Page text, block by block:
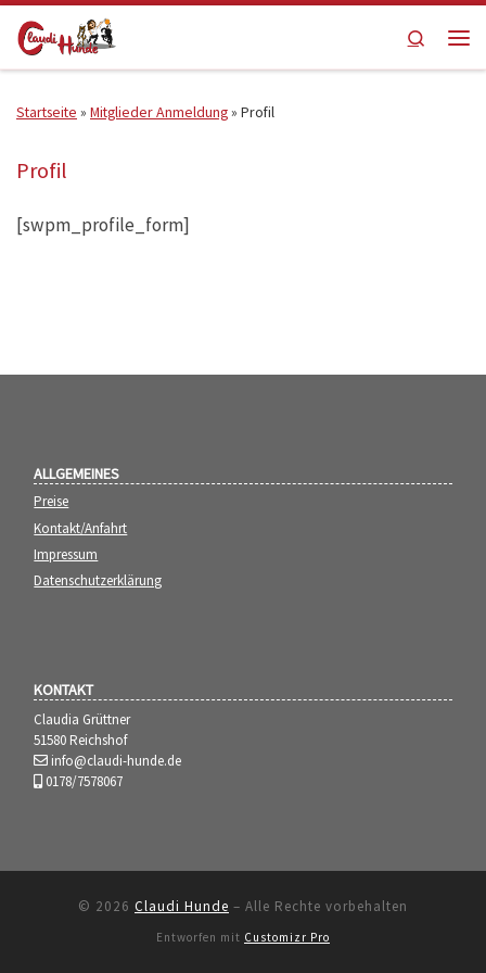
Zum Inhalt springen
Search
Startseite » Mitglieder Anmeldung» Profil
Profil
[swpm_profile_form]
ALLGEMEINES
Preise
Kontakt/Anfahrt
Impressum
Datenschutzerklärung
KONTAKT
Claudia Grüttner
51580 Reichshof
info@claudi-hunde.de
0178/7578067
© 2026 Claudi Hunde – Alle Rechte vorbehalten
Entworfen mit Customizr Pro